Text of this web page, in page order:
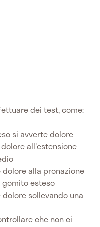
dei test, come:
si avverte dolore
all'estensione
dolore alla pronazione
esteso
dolore sollevando una
che non ci